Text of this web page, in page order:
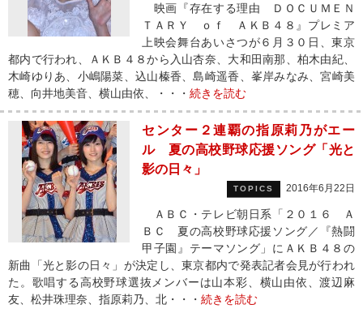
映画『存在する理由 ＤＯＣＵＭＥＮ
ＴＡＲＹ ｏｆ ＡＫＢ４８』プレミア
上映会舞台あいさつが６月３０日、東京
都内で行われ、ＡＫＢ４８から入山杏奈、大和田南那、柏木由紀、
木崎ゆりあ、小嶋陽菜、込山榛香、島崎遥香、峯岸みなみ、宮崎美
穂、向井地美音、横山由依、・・・ 続きを読む
センター２連覇の指原莉乃がエー
ル 夏の高校野球応援ソング「光と
影の日々」
TOPICS 2016年6月22日
ＡＢＣ・テレビ朝日系「２０１６ Ａ
ＢＣ 夏の高校野球応援ソング／『熱闘
甲子園』テーマソング」にＡＫＢ４８の
新曲「光と影の日々」が決定し、東京都内で発表記者会見が行われ
た。歌唱する高校野球選抜メンバーは山本彩、横山由依、渡辺麻
友、松井珠理奈、指原莉乃、北・・・ 続きを読む